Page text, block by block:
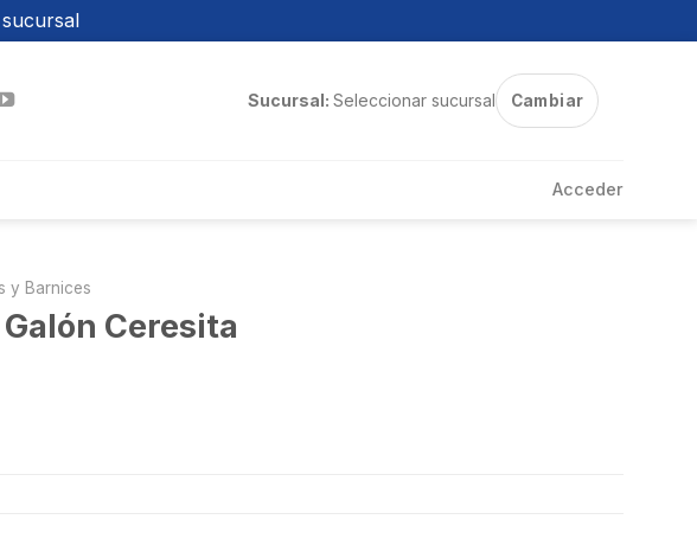
Sucursal: Seleccionar sucursal Cambiar
Acceder
y Barnices
Ceresita